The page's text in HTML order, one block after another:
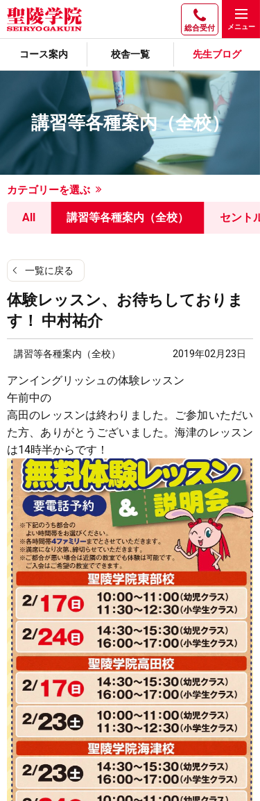
総合受付
コース案内 校舎一覧 先生ブログ
講習等各種案内（全校）
カテゴリーを選ぶ
All 講習等各種案内（全校） セント
一覧に戻る
体験レッスン、お待ちしておりま
す！ 中村祐介
講習等各種案内（全校） 2019年02月23日
アンイングリッシュの体験レッスン
午前中の
高田のレッスンは終わりました。ご参加いただい
た方、ありがとうございました。海津のレッスン
は14時半からです！